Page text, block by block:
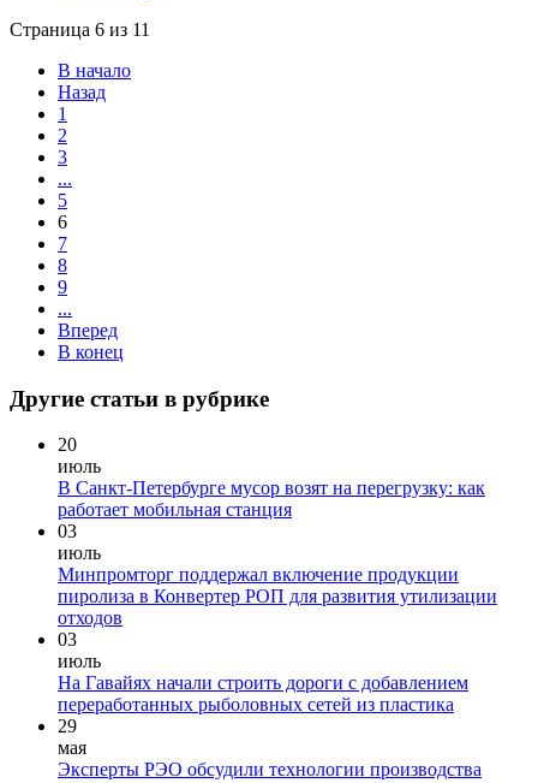
Страница 6 из 11
В начало
Назад
1
2
3
...
5
6
7
8
9
...
Вперед
В конец
Другие статьи в рубрике
20
июль
В Санкт-Петербурге мусор возят на перегрузку: как
работает мобильная станция
03
июль
Минпромторг поддержал включение продукции
пиролиза в Конвертер РОП для развития утилизации
отходов
03
июль
На Гавайях начали строить дороги с добавлением
переработанных рыболовных сетей из пластика
29
мая
Эксперты РЭО обсудили технологии производства